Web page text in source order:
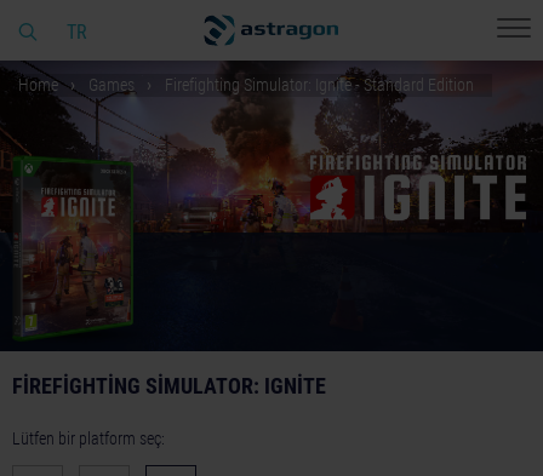
TR
Home Games Firefighting Simulator: Ignite - Standard Edition
FIREFIGHTING SIMULATOR: IGNITE
Lütfen bir platform seç: